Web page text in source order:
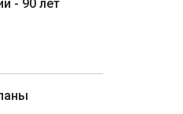
- 90 лет